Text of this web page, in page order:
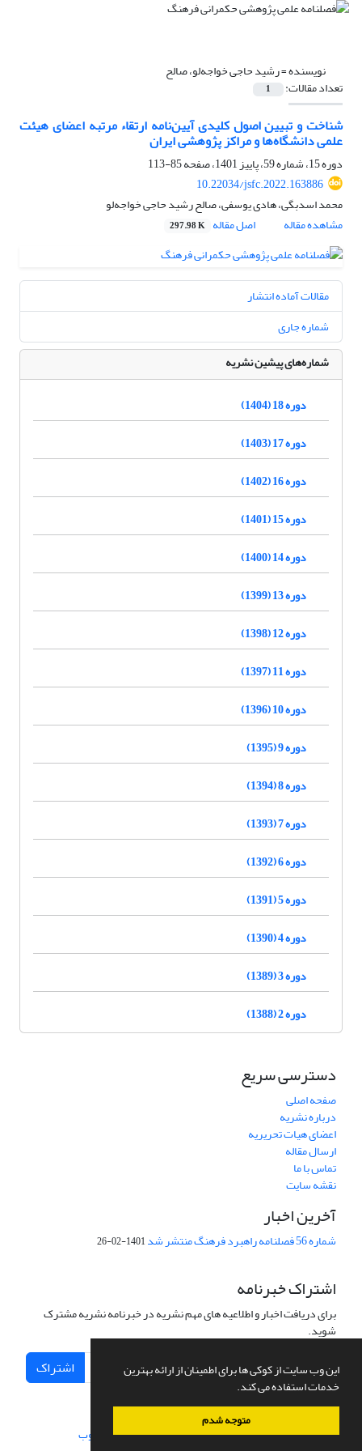
این وب سایت از کوکی ها برای اطمینان از ارائه بهترین
خدمات استفاده می کند.
متوجه شدم
نویسنده =رشید حاجی خواجه‌لو، صالح
تعداد مقالات: 1
شناخت و تبیین اصول کلیدی آیین‌نامه ارتقاء مرتبه اعضای هیئت
علمی دانشگاه‌ها و مراکز پژوهشی ایران
دوره 15، شماره 59، پاییز 1401، صفحه
85-113
10.22034/jsfc.2022.163886
محمد اسدبگی، هادی یوسفی، صالح رشید حاجی خواجه‌لو
مشاهده مقاله
اصل مقاله 297.98 K
مقالات آماده انتشار
شماره جاری
شماره‌های پیشین نشریه
دوره 18 (1404)
دوره 17 (1403)
دوره 16 (1402)
دوره 15 (1401)
دوره 14 (1400)
دوره 13 (1399)
دوره 12 (1398)
دوره 11 (1397)
دوره 10 (1396)
دوره 9 (1395)
دوره 8 (1394)
دوره 7 (1393)
دوره 6 (1392)
دوره 5 (1391)
دوره 4 (1390)
دوره 3 (1389)
دوره 2 (1388)
دسترسی سریع
صفحه اصلی
درباره نشریه
اعضای هیات تحریریه
ارسال مقاله
تماس با ما
نقشه سایت
آخرین اخبار
شماره 56 فصلنامه راهبرد فرهنگ منتشر شد 1401-02-26
اشتراک خبرنامه
برای دریافت اخبار و اطلاعیه های مهم نشریه در خبرنامه نشریه مشترک
شوید.
اشتراک
سامانه مدیریت نشریات علمی.طراحی و پیاده سازی از سیناوب